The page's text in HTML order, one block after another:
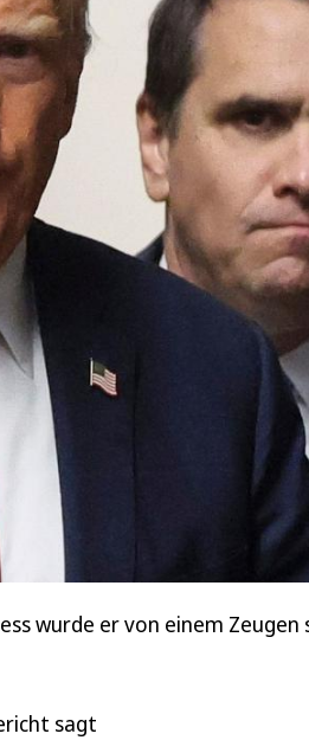
wurde er von einem Zeugen
sagt